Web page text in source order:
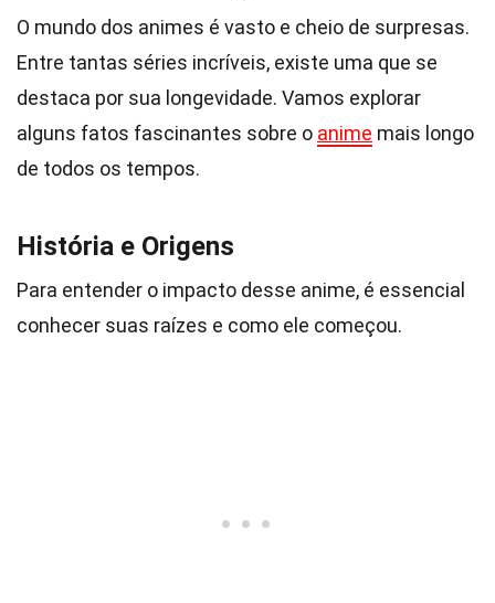
O mundo dos animes é vasto e cheio de surpresas.
Entre tantas séries incríveis, existe uma que se
destaca por sua longevidade. Vamos explorar
alguns fatos fascinantes sobre o anime mais longo
de todos os tempos.
História e Origens
Para entender o impacto desse anime, é essencial
conhecer suas raízes e como ele começou.